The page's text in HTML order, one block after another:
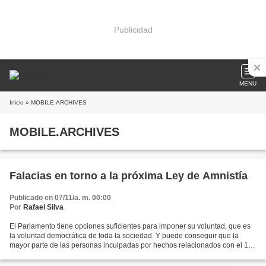
Publicidad
MENU
Inicio » MOBILE.ARCHIVES
MOBILE.ARCHIVES
Falacias en torno a la próxima Ley de Amnistía
Publicado en 07/11/a. m. 00:00
Por Rafael Silva
El Parlamento tiene opciones suficientes para imponer su voluntad, que es
la voluntad democrática de toda la sociedad. Y puede conseguir que la
mayor parte de las personas inculpadas por hechos relacionados con el 1-O